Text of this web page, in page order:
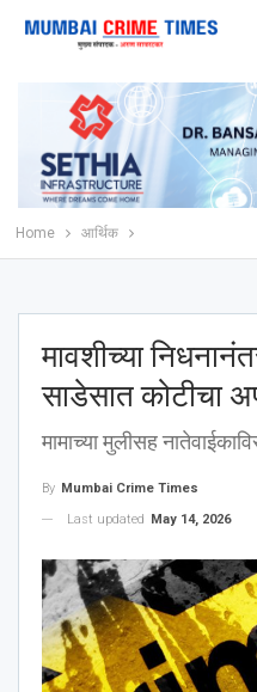
Home आर्थिक
मावशीच्या
साडेसात कोटीचा
मामाच्या मुलीसह
By Mumbai Crime Times
Last updated May 14, 2026